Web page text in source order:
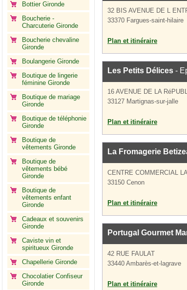
Bottier Gironde
Boucherie -
Charcuterie Gironde
Boucherie chevaline
Gironde
Boulangerie Gironde
Boutique de lingerie
féminine Gironde
Boutique de mariage
Gironde
Boutique de téléphonie
Gironde
Boutique de
vêtements Gironde
Boutique de
vêtements bébé
Gironde
Boutique de
vêtements enfant
Gironde
Cadeaux et souvenirs
Gironde
Caviste vin et
spiritueux Gironde
Chapellerie Gironde
Chocolatier Confiseur
Gironde
32 BIS AVENUE DE L
33370 Fargues-saint-hilaire
Plan et itinéraire
Les Petits Délices -
16 AVENUE DE LA
33127 Martignas-sur-jalle
Plan et itinéraire
La Fromagerie
CENTRE COMMERCIAL
33150 Cenon
Plan et itinéraire
Portugal Gourmet
42 RUE FAULAT
33440 Ambarès-et-lagrave
Plan et itinéraire